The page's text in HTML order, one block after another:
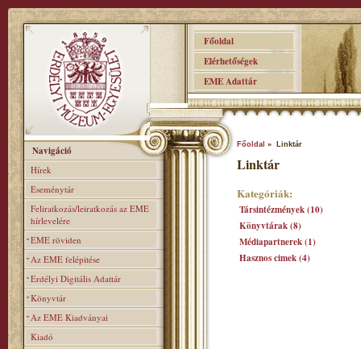
Főoldal
Elérhetőségek
EME Adattár
Navigáció
Hírek
Eseménytár
Feliratkozás/leiratkozás az EME
hírlevelére
EME röviden
Az EME felépitése
Erdélyi Digitális Adattár
Könyvtár
Az EME Kiadványai
Kiadó
Főoldal » Linktár
Linktár
Kategóriák:
Társintézmények (10)
Könyvtárak (8)
Médiapartnerek (1)
Hasznos cimek (4)